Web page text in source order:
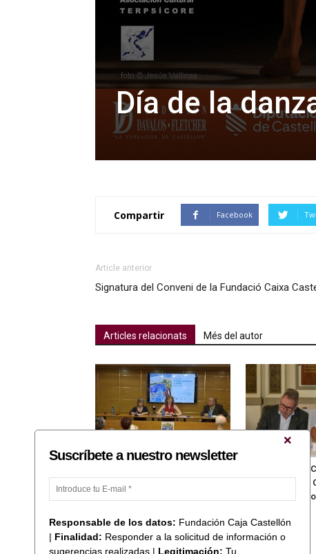
Día de la
Compartir Facebook
Article anterior
Signatura del Conveni de la Fundació Caixa
Articles relacionats Més del autor
Fundació Caixa
Casino Antic de
un conveni de
Suscríbete a nuestro newsletter
Responsable de los datos: Fundación Caja Castellón
| Finalidad: Responder a la solicitud de información o
sugerencias realizadas | Legitimación: Tu